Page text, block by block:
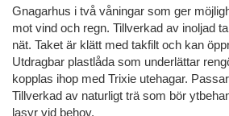
Gnagarhus i två våningar som ger
mot vind och regn. Tillverkad av inoljad
nät. Taket är klätt med takfilt och kan
Utdragbar plastlåda som underlättar
kopplas ihop med Trixie utehagar.
Tillverkad av naturligt trä som bör
lasyr vid behov.